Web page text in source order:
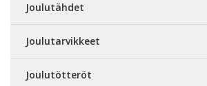
Joulutähdet
Joulutarvikkeet
Joulutötteröt